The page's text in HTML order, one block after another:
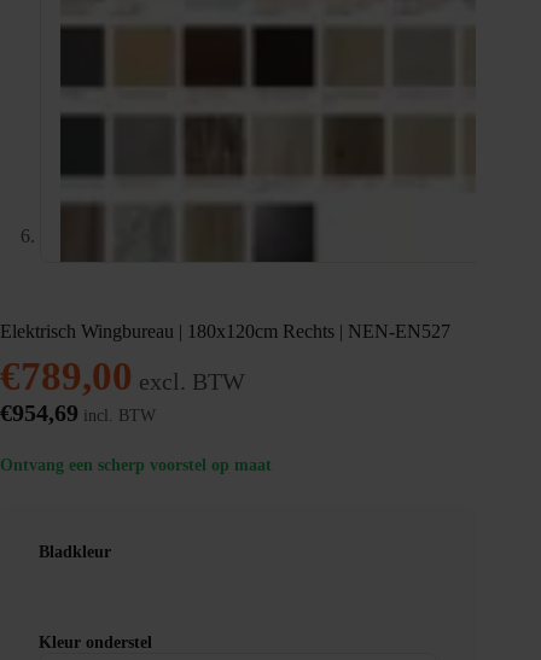
Elektrisch Wingbureau | 180x120cm Rechts | NEN-EN527
€789,00 excl. BTW
€954,69 incl. BTW
Ontvang een scherp voorstel op maat
Bladkleur
Kleur onderstel